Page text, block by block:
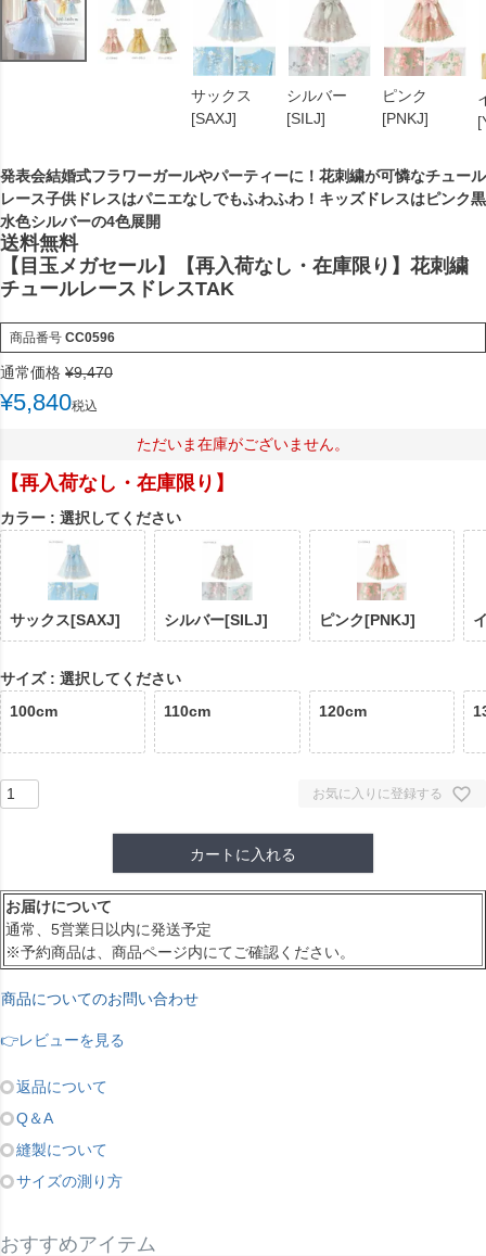
サックス
[SAXJ]
シルバー
[SILJ]
ピンク
[PNKJ]
発表会結婚式フラワーガールやパーティーに！花刺繍が可憐なチュール
レース子供ドレスはパニエなしでもふわふわ！キッズドレスはピンク黒
水色シルバーの4色展開
送料無料
【目玉メガセール】【再入荷なし・在庫限り】花刺繍
チュールレースドレスTAK
商品番号 CC0596
通常価格 ¥9,470
¥5,840税込
ただいま在庫がございません。
【再入荷なし・在庫限り】
カラー 選択してください
サックス[SAXJ] シルバー[SILJ] ピンク[PNKJ]
サイズ
選択してください
100cm
110cm 120cm
お気に入りに登録する
カートに入れる
お届けについて
通常、5営業日以内に発送予定
※予約商品は、商品ページ内にてご確認ください。
商品についてのお問い合わせ
👉レビューを見る
返品について
Q＆A
縫製について
サイズの測り方
おすすめアイテム